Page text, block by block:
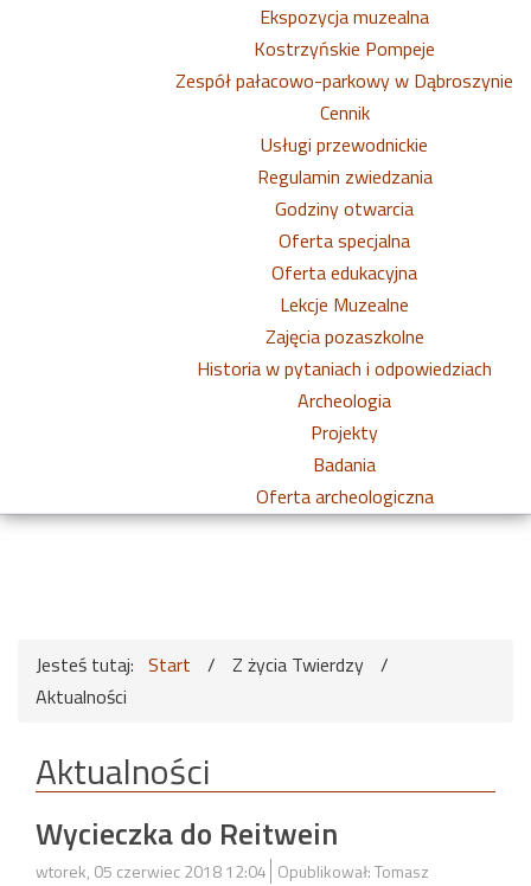
Ekspozycja muzealna
Kostrzyńskie Pompeje
Zespół pałacowo-parkowy w Dąbroszynie
Cennik
Usługi przewodnickie
Regulamin zwiedzania
Godziny otwarcia
Oferta specjalna
Oferta edukacyjna
Lekcje Muzealne
Zajęcia pozaszkolne
Historia w pytaniach i odpowiedziach
Archeologia
Projekty
Badania
Oferta archeologiczna
Jesteś tutaj: Start / Z życia Twierdzy /
Aktualności
Aktualności
Wycieczka do Reitwein
wtorek, 05 czerwiec 2018 12:04 Opublikował: Tomasz